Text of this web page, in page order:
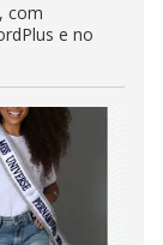
com
e no